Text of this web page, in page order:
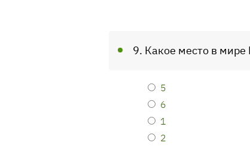
9. Какое место в
5
6
1
2